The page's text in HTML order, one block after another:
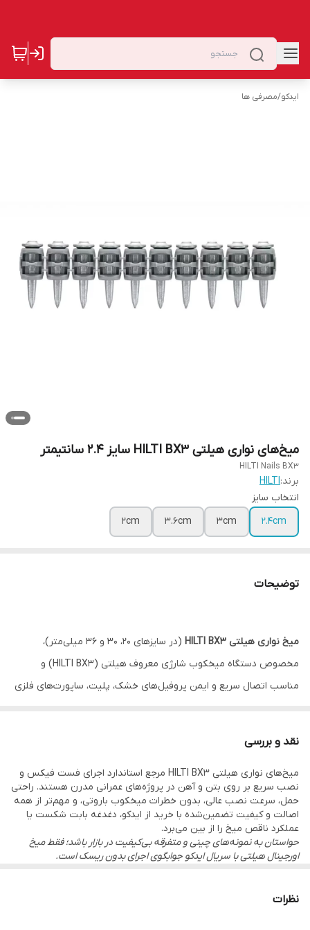
ایدکو/مصرفی ها
میخ‌های نواری هیلتی HILTI BX3 سایز 2.4 سانتیمتر
HILTI Nails BX3
برند:HILTI
انتخاب سایز
2.4cm
3cm
3.6cm
2cm
توضیحات
میخ نواری هیلتی HILTI BX3
(در سایزهای 20، 30 و 36 میلی‌متر)،
مخصوص دستگاه میخکوب شارژی معروف هیلتی (HILTI BX3) و
مناسب اتصال سریع و ایمن پروفیل‌های خشک، پلیت، ساپورت‌های فلزی
تولید آلمان با بارکد اورجینال:
(ایدکو)
بدون باروت و مخرب:
مخصوص دستگاه‌های شارژی جدید (کاملاً ایمن
و کم‌صدا)
سایزهای کاربردی:
2 سانت (20mm)، 3 سانت (30mm)، 3.6 سانت
(36mm)
خم‌شدگی و شکست
نقد و بررسی
میخ‌های نواری هیلتی HILTI BX3 مرجع استاندارد اجرای فست فیکس و
نصب سریع بر روی بتن و آهن در پروژه‌های عمرانی مدرن هستند. راحتی
حمل، سرعت نصب عالی، بدون خطرات میخکوب باروتی، و مهم‌تر از همه
اصالت و کیفیت تضمین‌شده با خرید از ایدکو، دغدغه بابت شکست یا
عملکرد ناقص میخ را از بین می‌برد.
حواستان به نمونه‌های چینی و متفرقه بی‌کیفیت در بازار باشد؛ فقط میخ
اورجینال هیلتی با سریال ایدکو جوابگوی اجرای بدون ریسک است.
نظرات